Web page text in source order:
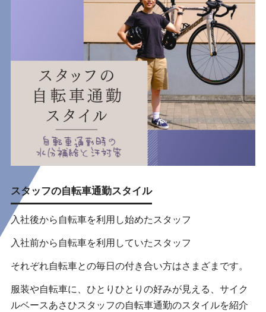
スタッフの自転車通勤スタイル
入社後から自転車を利用し始めたスタッフ
入社前から自転車を利用していたスタッフ
それぞれ自転車との毎日の付き合い方はさまざまです。
服装や自転車に、ひとりひとりの好みが見える、サイク
ルベースあさひスタッフの自転車通勤のスタイルを紹介